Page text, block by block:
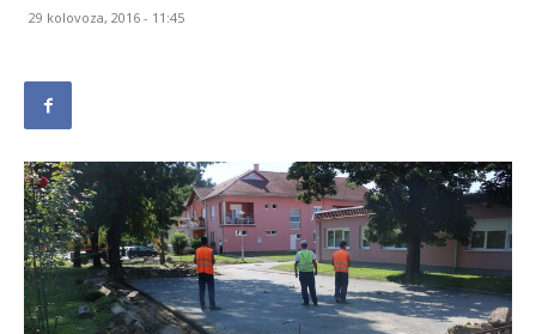
29 kolovoza, 2016 - 11:45